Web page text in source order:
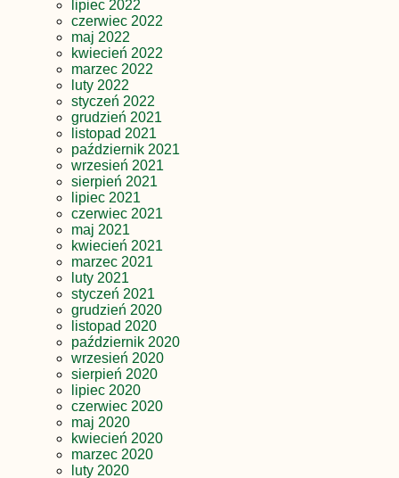
lipiec 2022
czerwiec 2022
maj 2022
kwiecień 2022
marzec 2022
luty 2022
styczeń 2022
grudzień 2021
listopad 2021
październik 2021
wrzesień 2021
sierpień 2021
lipiec 2021
czerwiec 2021
maj 2021
kwiecień 2021
marzec 2021
luty 2021
styczeń 2021
grudzień 2020
listopad 2020
październik 2020
wrzesień 2020
sierpień 2020
lipiec 2020
czerwiec 2020
maj 2020
kwiecień 2020
marzec 2020
luty 2020